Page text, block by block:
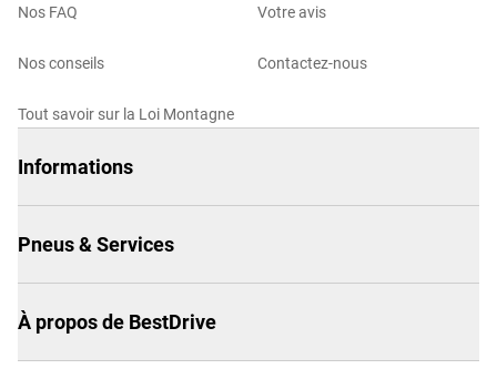
Nos FAQ
Nos conseils
Tout savoir sur la Loi Montagne
Votre avis
Contactez-nous
Informations
Pneus & Services
À propos de BestDrive